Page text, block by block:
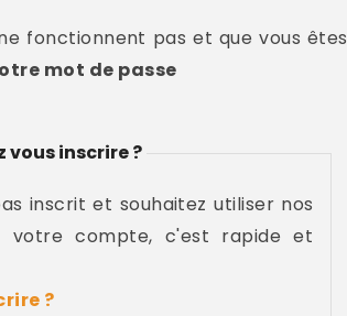
fonctionnent pas et que vous êtes
mot de passe
vous inscrire ?
inscrit et souhaitez utiliser nos
votre compte, c'est rapide et
?